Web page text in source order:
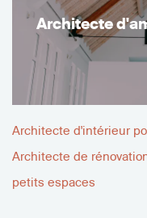
Architecte
Architecte d'intérieur
Architecte de
petits espaces